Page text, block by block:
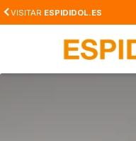
Skip
content
VISITAR ESPIDIDOL.ES